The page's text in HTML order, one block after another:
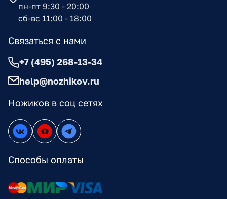
Ножиков в соц сетях
Способы оплаты
пн-пт 9:30 - 20:00
сб-вс 11:00 - 18:00
Связаться с нами
+7 (495) 268-13-34
help@nozhikov.ru